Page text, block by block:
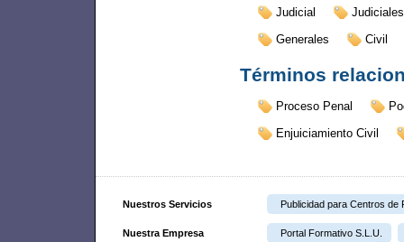
Judicial
Judiciales
Generales
Civil
Términos
Proceso Penal
Enjuiciamiento Civil
Nuestros Servicios Publicidad para Centros de
Nuestra Empresa Portal Formativo S.L.U.